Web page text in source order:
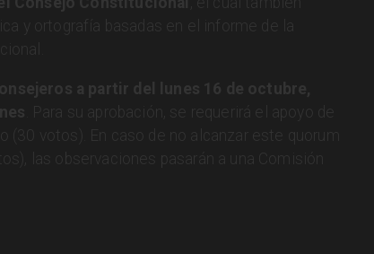
y ortografía basadas en el informe de la
a partir del lunes 16 de octubre,
. Para su aprobación, se requerirá el apoyo de
votos). En caso de no alcanzar este quorum
las observaciones pasarán a una Comisión